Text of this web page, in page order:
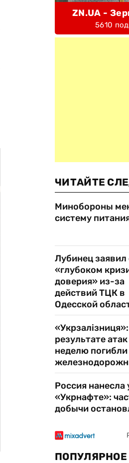
ZN.UA -
5610
ЧИТАЙТЕ
Минобороны
систему
Лубинец заявил
«глубоком
доверия» из-за
действий ТЦК в
Одесской
результате
неделю
Россия нанесла
«Укрнафте»:
добычи
ПОПУЛЯРНОЕ